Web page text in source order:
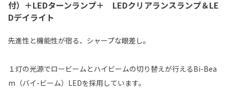
付）＋LEDターンランプ＋ LEDクリアランスランプ＆LE
Dデイライト
先進性と機能性が宿る、シャープな眼差し。
１灯の光源でロービームとハイビームの切り替えが行えるBi-Bea
m（バイ-ビーム）LEDを採用しています。